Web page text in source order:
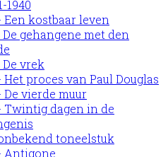
1940
Een kostbaar leven
De gehangene met den
De vrek
Het proces van Paul Douglas
De vierde muur
Twintig dagen in de
toneelstuk
Antigone